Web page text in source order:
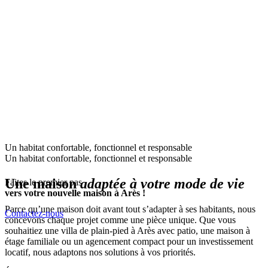
Un habitat confortable, fonctionnel et responsable
Un habitat confortable, fonctionnel et responsable
Une maisonadaptée à votre mode de vie
Parce qu’une maison doit avant tout s’adapter à ses habitants, nous
concevons chaque projet comme une pièce unique. Que vous
souhaitiez une villa de plain-pied à Arès avec patio, une maison à
étage familiale ou un agencement compact pour un investissement
locatif, nous adaptons nos solutions à vos priorités.
Faites le premier pas
vers votre nouvelle maison à Arès !
Contactez-nous